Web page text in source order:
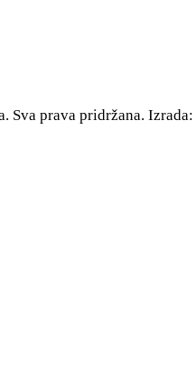
Sva prava pridržana. Izrada: